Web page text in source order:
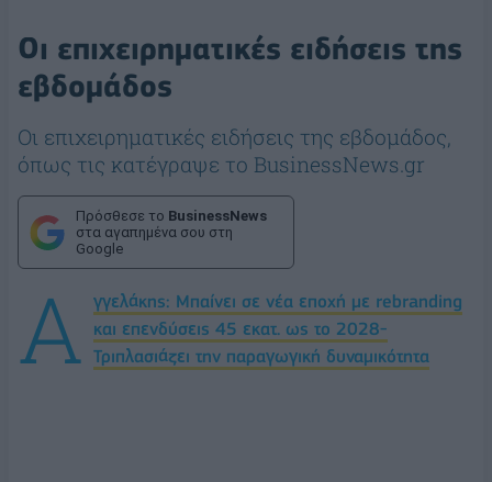
Οι επιχειρηματικές ειδήσεις της
εβδομάδος
Οι επιχειρηματικές ειδήσεις της εβδομάδος,
όπως τις κατέγραψε το BusinessNews.gr
Πρόσθεσε το BusinessNews
στα αγαπημένα σου στη
Google
Α γγελάκης: Μπαίνει σε νέα εποχή με rebranding
και επενδύσεις 45 εκατ. ως το 2028-
Τριπλασιάζει την παραγωγική δυναμικότητα